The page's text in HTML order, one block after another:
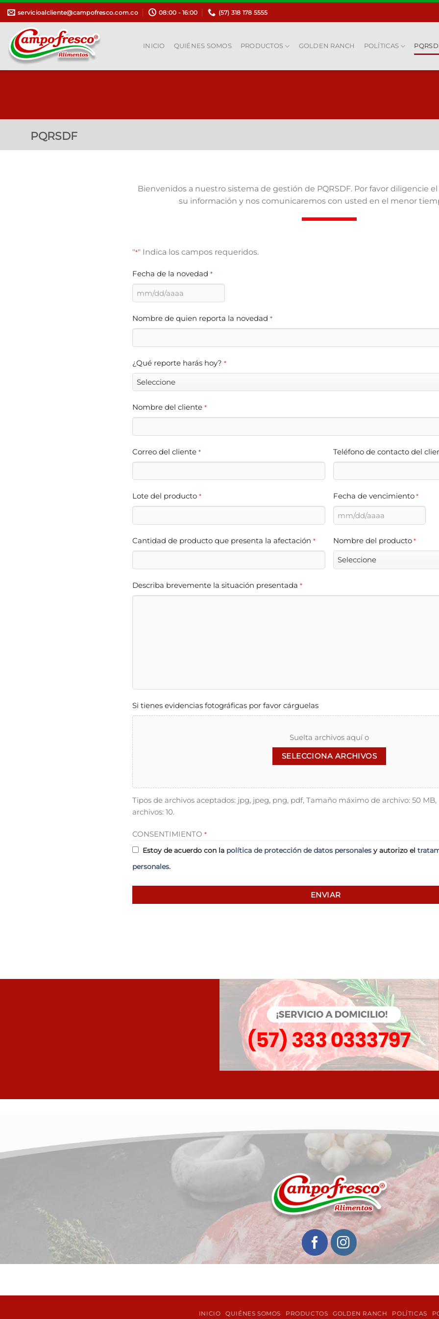
Saltar
contenido
servicioalcliente@campofresco.com.co 08:00 - 16:00 (57) 318 178 5555
INICIO QUIÉNES SOMOS PRODUCTOS GOLDEN RANCH POLÍTICAS
PQRSDF
Bienvenidos a nuestro sistema de gestión de PQRSDF. Por favor diligencie
su información y nos comunicaremos con usted en el menor
"*" Indica los campos requeridos.
Fecha de la novedad *
MM
DD
AAAA
Nombre de quien reporta la novedad *
¿Qué reporte harás hoy? *
Nombre del cliente *
Correo del cliente * Teléfono de contacto del
Lote del producto * Fecha de vencimiento *
MM
DD
barra
AAAA
Cantidad de producto que presenta la afectación * Nombre del producto *
Describa brevemente la situación presentada *
Si tienes evidencias fotográficas por favor cárguelas
Suelta archivos aquí o
SELECCIONA ARCHIVOS
Tipos de archivos aceptados: jpg, jpeg, png, pdf, Tamaño máximo de archivo: 50
archivos: 10.
CONSENTIMIENTO *
Estoy de acuerdo con la política de protección de datos personalesy autorizo el
personales.
INICIO QUIÉNES SOMOS PRODUCTOS GOLDEN RANCH POLÍTICAS